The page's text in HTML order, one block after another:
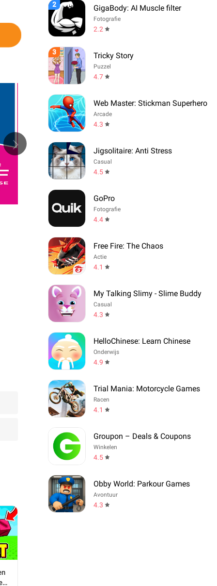
2 GigaBody: AI Muscle filter
Fotografie
2.2
3 Tricky Story
Puzzel
4.7
Web Master: Stickman Superhero
Arcade
4.3
Jigsolitaire: Anti Stress
Casual
4.5
GoPro
Fotografie
4.4
Free Fire: The Chaos
Actie
4.1
My Talking Slimy - Slime Buddy
Casual
4.3
HelloChinese: Learn Chinese
Onderwijs
4.9
Trial Mania: Motorcycle Games
Racen
4.1
Groupon – Deals & Coupons
Winkelen
4.5
Obby World: Parkour Games
Avontuur
4.3